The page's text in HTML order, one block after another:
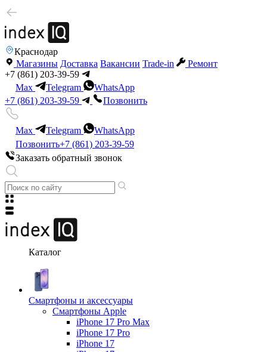
Краснодар
Магазины Доставка Вакансии Trade-in
Ремонт
+7 (861) 203-39-59
Max
Telegram
WhatsApp
+7 (861) 203-39-59
Позвонить
Max Telegram
WhatsApp
Позвонить+7 (861) 203-39-59
Заказать обратный звонок
Каталог
Смартфоны и аксессуары
Смартфоны Apple
iPhone 17 Pro Max
iPhone 17 Pro
iPhone 17